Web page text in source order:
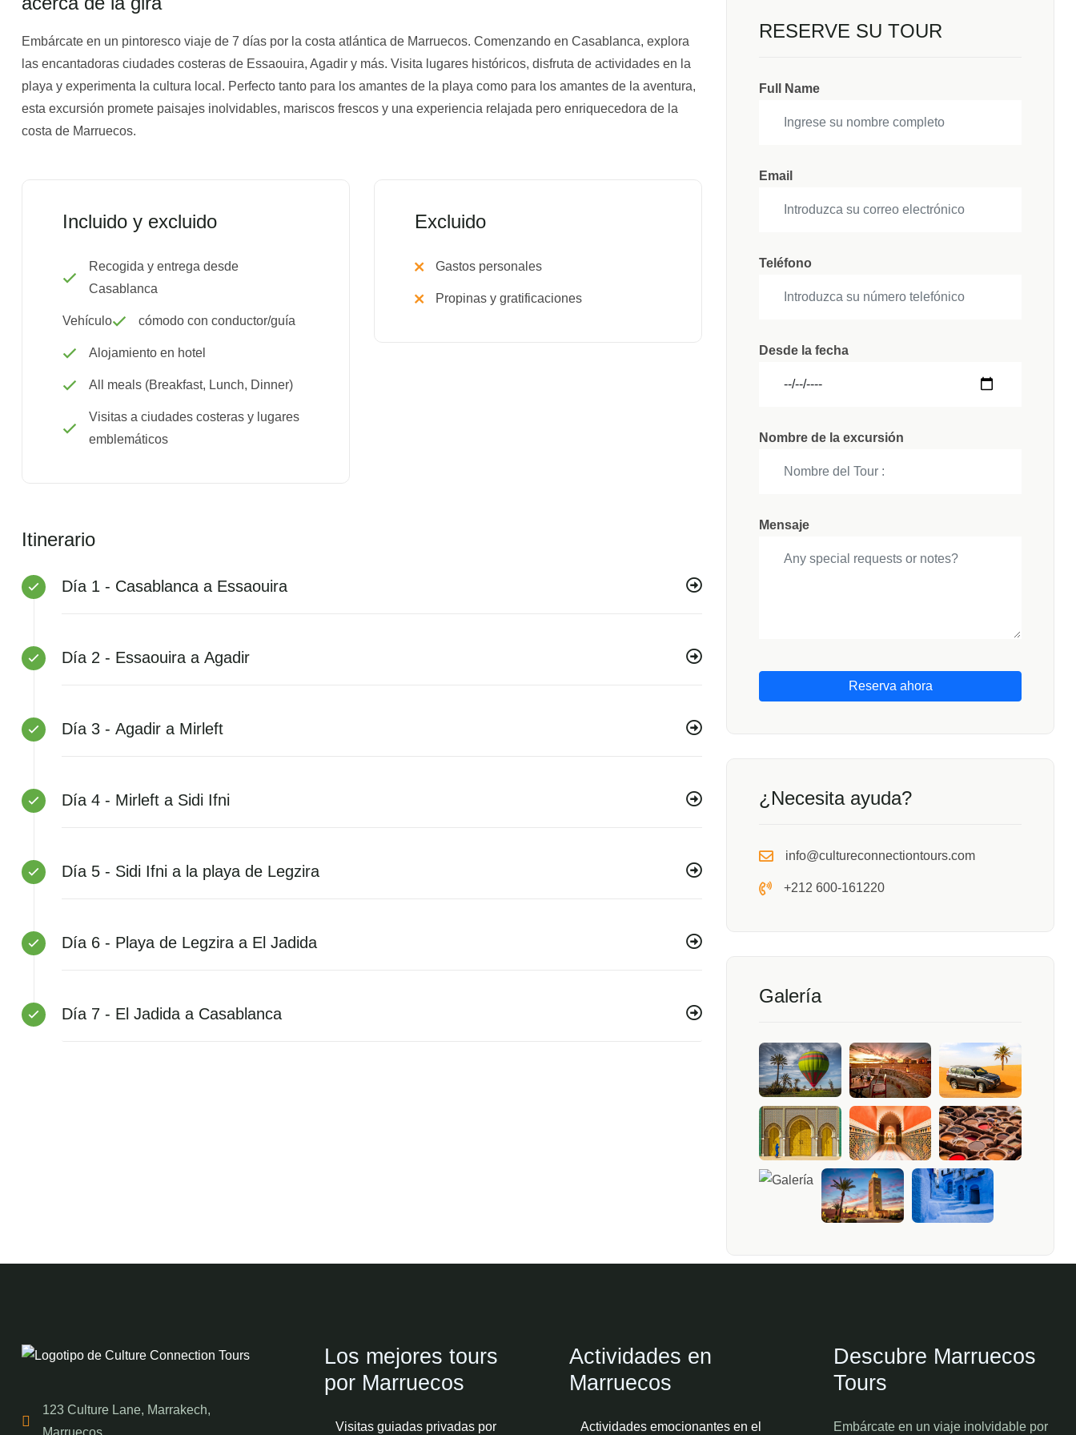
Embárcate en un pintoresco viaje de 7 días por la costa atlántica de Marruecos. Comenzando en Casablanca, explora
las encantadoras ciudades costeras de Essaouira, Agadir y más. Visita lugares históricos, disfruta de actividades en la
playa y experimenta la cultura local. Perfecto tanto para los amantes de la playa como para los amantes de la aventura,
esta excursión promete paisajes inolvidables, mariscos frescos y una experiencia relajada pero enriquecedora de la
costa de Marruecos.
Incluido y excluido
Recogida y entrega desde
Casablanca
Vehículo cómodo con conductor/guía
Alojamiento en hotel
All meals (Breakfast, Lunch, Dinner)
Visitas a ciudades costeras y lugares
emblemáticos
Excluido
Gastos personales
Propinas y gratificaciones
Itinerario
Día 1 - Casablanca a Essaouira
Día 2 - Essaouira a Agadir
Día 3 - Agadir a Mirleft
Día 4 - Mirleft a Sidi Ifni
Día 5 - Sidi Ifni a la playa de Legzira
Día 6 - Playa de Legzira a El Jadida
Día 7 - El Jadida a Casablanca
RESERVE SU TOUR
Full Name
Email
Teléfono
Desde la fecha
Nombre de la excursión
Mensaje
Reserva ahora
¿Necesita ayuda?
info@cultureconnectiontours.com
+212 600-161220
Galería
123 Culture Lane, Marrakech,
Los mejores tours
por Marruecos
Visitas guiadas privadas por
Actividades en
Marruecos
Actividades emocionantes en el
Descubre Marruecos
Tours
Embárcate en un viaje inolvidable por